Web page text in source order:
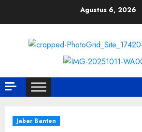
Agustus 6, 2026
Jabar Banten